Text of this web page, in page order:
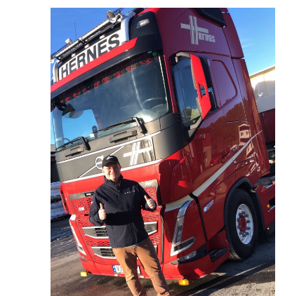
Innspilling for vår
samarbeidspartner
Uncategorized